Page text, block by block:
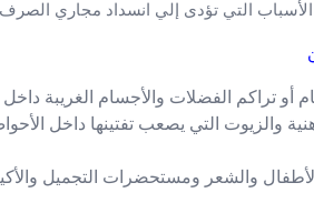
الأسباب التي تؤدى إلي انسداد مجاري
أو تراكم الفضلات والأجسام الغريبة
والزيوت التي يصعب تفتينها
والشعر ومستحضرات التجميل